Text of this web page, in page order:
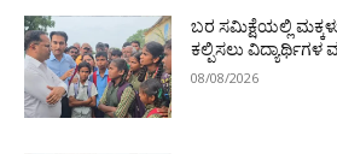
ಬರ ಸಮಿಕ್ಷೆಯಲ್ಲಿ
ಕಲ್ಪಿಸಲು
08/08/2026